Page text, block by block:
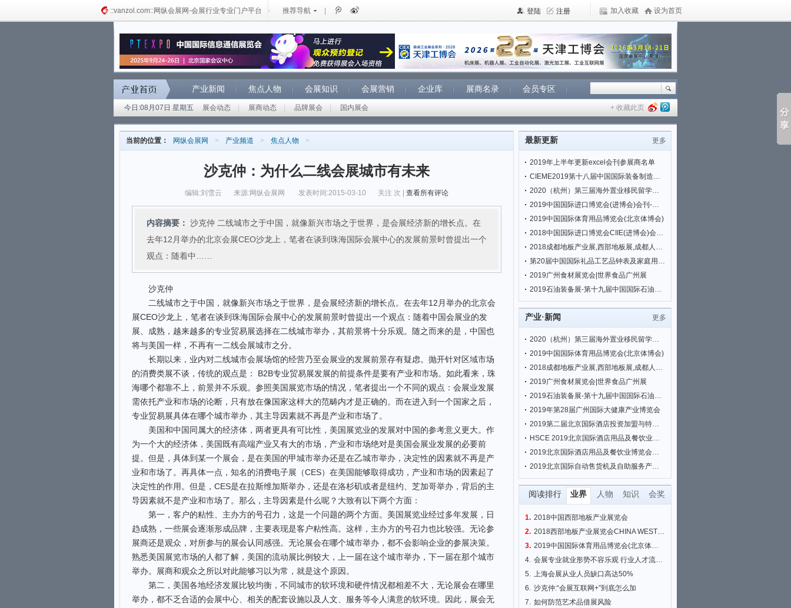
::vanzol.com::网纵会展网-会展行业专业门户平台 推荐导航 加入收藏 设为首页
产业新闻 焦点人物 会展知识 会展营销 企业库 展商名录 会员专区
今日:08月07日 星期五 展会动态 展商动态 品牌展会 国内展会 + 收藏此页
当前的位置： 网纵会展网 > 产业频道 > 焦点人物 >
沙克仲：为什么二线会展城市有未来
编辑:刘雪云 来源:网纵会展网 发表时间:2015-03-10 关注 次 | 查看所有评论
内容摘要： 沙克仲 二线城市之于中国，就像新兴市场之于世界，是会展经济新的增长点。在
去年12月举办的北京会展CEO沙龙上，笔者在谈到珠海国际会展中心的发展前景时曾提出一个
观点：随着中……
沙克仲
二线城市之于中国，就像新兴市场之于世界，是会展经济新的增长点。在去年12月举办的北京会
展CEO沙龙上，笔者在谈到珠海国际会展中心的发展前景时曾提出一个观点：随着中国会展业的发
展、成熟，越来越多的专业贸易展选择在二线城市举办，其前景将十分乐观。随之而来的是，中国也
将与美国一样，不再有一二线会展城市之分。
长期以来，业内对二线城市会展场馆的经营乃至会展业的发展前景存有疑虑。抛开针对区域市场
的消费类展不谈，传统的观点是： B2B专业贸易展发展的前提条件是要有产业和市场。如此看来，珠
海哪个都靠不上，前景并不乐观。参照美国展览市场的情况，笔者提出一个不同的观点：会展业发展
需依托产业和市场的论断，只有放在像国家这样大的范畴内才是正确的。而在进入到一个国家之后，
专业贸易展具体在哪个城市举办，其主导因素就不再是产业和市场了。
美国和中国同属大的经济体，两者更具有可比性，美国展览业的发展对中国的参考意义更大。作
为一个大的经济体，美国既有高端产业又有大的市场，产业和市场绝对是美国会展业发展的必要前
提。但是，具体到某一个展会，是在美国的甲城市举办还是在乙城市举办，决定性的因素就不再是产
业和市场了。再具体一点，知名的消费电子展（CES）在美国能够取得成功，产业和市场的因素起了
决定性的作用。但是，CES是在拉斯维加斯举办，还是在洛杉矶或者是纽约、芝加哥举办，背后的主
导因素就不是产业和市场了。那么，主导因素是什么呢？大致有以下两个方面：
第一，客户的粘性、主办方的号召力，这是一个问题的两个方面。美国展览业经过多年发展，日
趋成熟，一些展会逐渐形成品牌，主要表现是客户粘性高。这样，主办方的号召力也比较强。无论参
展商还是观众，对所参与的展会认同感强。无论展会在哪个城市举办，都不会影响企业的参展决策。
熟悉美国展览市场的人都了解，美国的流动展比例较大，上一届在这个城市举办，下一届在那个城市
举办。展商和观众之所以对此能够习以为常，就是这个原因。
第二，美国各地经济发展比较均衡，不同城市的软环境和硬件情况都相差不大，无论展会在哪里
举办，都不乏合适的会展中心、相关的配套设施以及人文、服务等令人满意的软环境。因此，展会无
最新更新 更多
2019年上半年更新excel会刊参展商名单
CIEME2019第十八届中国国际装备制造业博览会(沈阳制博会)会刊|参展商名单
2020（杭州）第三届海外置业移民留学展览会
2019中国国际进口博览会(进博会)会刊-国家会展中心(上海)
2019中国国际体育用品博览会(北京体博会)
2018中国国际进口博览会CIIE(进博会)会刊|参展商名单
2018成都地板产业展,西部地板展,成都人造板展,板材展
第20届中国国际礼品工艺品钟表及家庭用品展览会参展商名录
2019广州食材展览会|世界食品广州展
2019石油装备展-第十九届中国国际石油石化技术装备展览会
产业·新闻 更多
2020（杭州）第三届海外置业移民留学展览会
2019中国国际体育用品博览会(北京体博会)
2018成都地板产业展,西部地板展,成都人造板展,板材展
2019广州食材展览会|世界食品广州展
2019石油装备展-第十九届中国国际石油石化技术装备展览会
2019年第28届广州国际大健康产业博览会
2019第二届北京国际酒店投资加盟与特许经营展览会
HSCE 2019北京国际酒店用品及餐饮业博览会
2019北京国际酒店用品及餐饮业博览会（HSCE BEIJING）
2019北京国际自动售货机及自助服务产品展览会
阅读排行 业界 人物 知识 会奖
1. 2018中国西部地板产业展览会
2. 2018西部地板产业展览会CHINA WEST FLOOR EXPO 2018
3. 2019中国国际体育用品博览会(北京体博会)
4. 会展专业就业形势不容乐观 行业人才流失严重
5. 上海会展从业人员缺口高达50%
6. 沙克仲:“会展互联网+”到底怎么加
7. 如何防范艺术品借展风险